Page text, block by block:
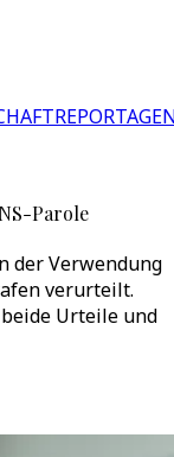
Parole
der Verwendung
verurteilt.
Urteile und